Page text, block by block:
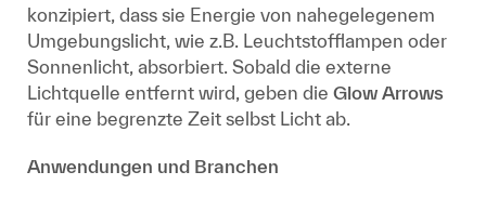
konzipiert, dass sie Energie von nahegelegenem
Umgebungslicht, wie z.B. Leuchtstofflampen oder
Sonnenlicht, absorbiert. Sobald die externe
Lichtquelle entfernt wird, geben die Glow Arrows
für eine begrenzte Zeit selbst Licht ab.
Anwendungen und Branchen